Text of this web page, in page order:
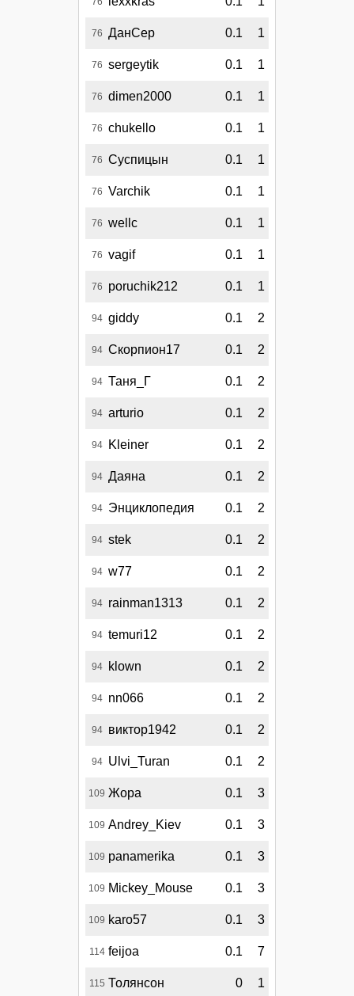
76 ДанСер 0.1 1
76 sergeytik 0.1 1
76 dimen2000 0.1 1
76 chukello 0.1 1
76 Суспицын 0.1 1
76 Varchik 0.1 1
76 wellc 0.1 1
76 vagif 0.1 1
76 poruchik212 0.1 1
94 giddy 0.1 2
94 Скорпион17 0.1 2
94 Таня_Г 0.1 2
94 arturio 0.1 2
94 Kleiner 0.1 2
94 Даяна 0.1 2
94 Энциклопедия 0.1 2
94 stek 0.1 2
94 w77 0.1 2
94 rainman1313 0.1 2
94 temuri12 0.1 2
94 klown 0.1 2
94 nn066 0.1 2
94 виктор1942 0.1 2
94 Ulvi_Turan 0.1 2
109 Жора 0.1 3
109 Andrey_Kiev 0.1 3
109 panamerika 0.1 3
109 Mickey_Mouse 0.1 3
109 karo57 0.1 3
114 feijoa 0.1 7
115 Толянсон 0 1